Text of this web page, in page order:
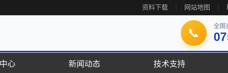
网站地图
资料下载
📞
全国
心 新闻动态 技术支持